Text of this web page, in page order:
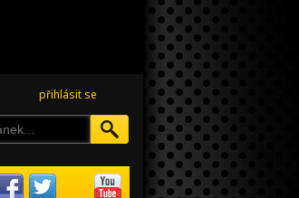
přihlásit se